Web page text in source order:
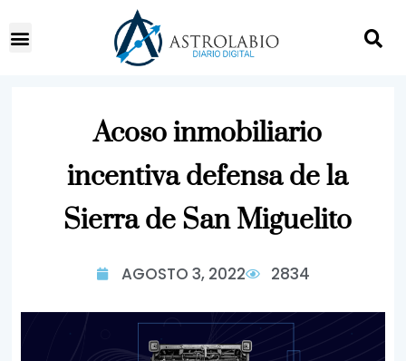
Acoso inmobiliario
incentiva defensa de la
Sierra de San Miguelito
AGOSTO 3, 2022 2834